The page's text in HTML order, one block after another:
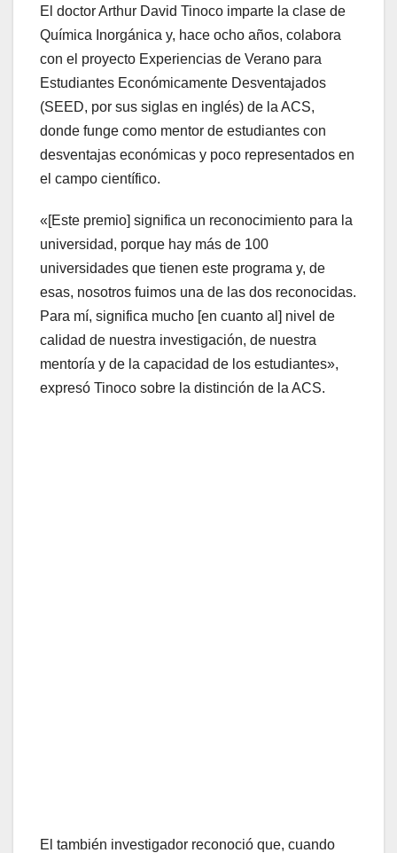
El doctor Arthur David Tinoco imparte la clase de
Química Inorgánica y, hace ocho años, colabora
con el proyecto Experiencias de Verano para
Estudiantes Económicamente Desventajados
(SEED, por sus siglas en inglés) de la ACS,
donde funge como mentor de estudiantes con
desventajas económicas y poco representados en
el campo científico.
«[Este premio] significa un reconocimiento para la
universidad, porque hay más de 100
universidades que tienen este programa y, de
esas, nosotros fuimos una de las dos reconocidas.
Para mí, significa mucho [en cuanto al] nivel de
calidad de nuestra investigación, de nuestra
mentoría y de la capacidad de los estudiantes»,
expresó Tinoco sobre la distinción de la ACS.
El también investigador reconoció que, cuando